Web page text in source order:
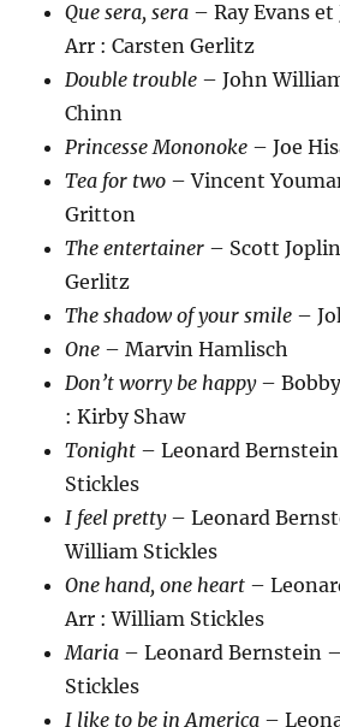
Que sera, sera – Ray Evans
Arr : Carsten Gerlitz
Double trouble – John
Chinn
Princesse Mononoke – Joe
Tea for two – Vincent
Gritton
The entertainer – Scott
Gerlitz
The shadow of your smile –
One – Marvin Hamlisch
Don’t worry be happy–
: Kirby Shaw
Tonight – Leonard
Stickles
I feel pretty– Leonard
William Stickles
One hand, one heart –
Arr : William Stickles
Maria – Leonard Bernstein
Stickles
I like to be in America –